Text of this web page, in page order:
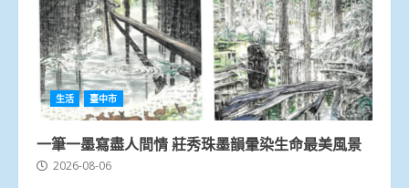
生活 臺中市
一筆一墨寫盡人間情 莊秀珠墨韻暈染生命最美風景
2026-08-06